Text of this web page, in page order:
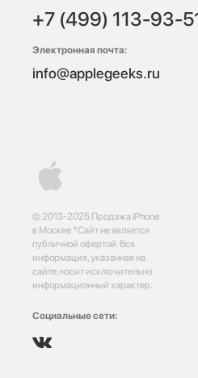
© 2013-2025 Продажа iPhone
в Москве *Сайт не является
публичной офертой. Вся
информация, указанная на
сайте, носит исключительно
информационный характер.
Социальные сети:
+7 (499) 113-93-
Электронная почта:
info@applegeeks.ru